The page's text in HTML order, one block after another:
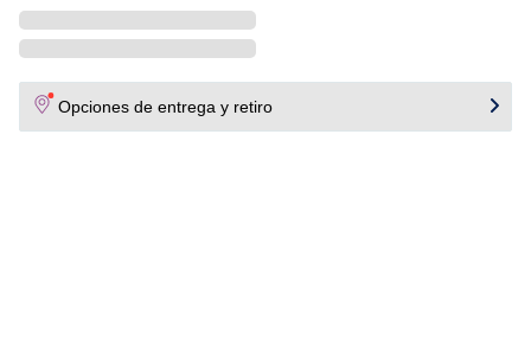
Opciones de entrega y retiro